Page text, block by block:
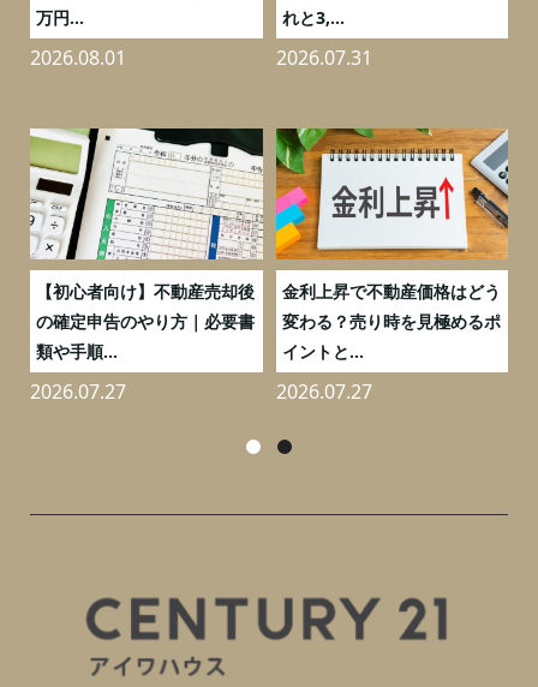
万円...
2026.08.01
れと3,...
2026.07.31
【初心者向け】不動産売却後
の確定申告のやり方｜必要書
類や手順...
2026.07.27
金利上昇で不動産価格はどう
変わる？売り時を見極めるポ
イントと...
2026.07.27